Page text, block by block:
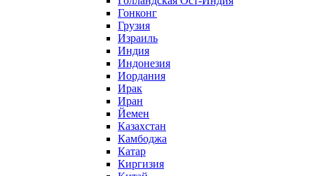
Гонконг
Грузия
Израиль
Индия
Индонезия
Иордания
Ирак
Иран
Йемен
Казахстан
Камбоджа
Катар
Киргизия